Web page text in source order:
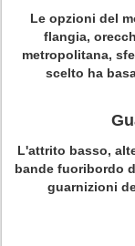
Le opzioni del
flangia,
metropolitana,
scelto ha
L'attrito basso,
bande fuoribordo
guarnizioni